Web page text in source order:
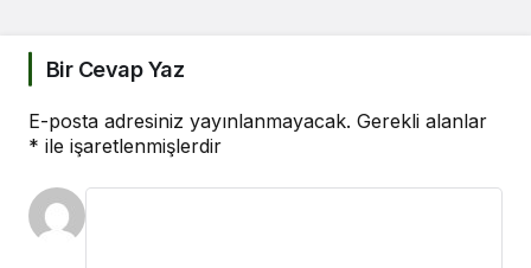
Bir Cevap Yaz
E-posta adresiniz yayınlanmayacak. Gerekli alanlar
* ile işaretlenmişlerdir